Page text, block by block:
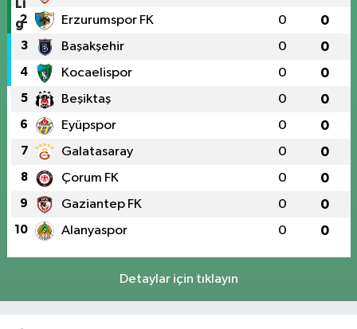
2 Erzurumspor FK 0 0
3 Başakşehir 0 0
4 Kocaelispor 0 0
5 Beşiktaş 0 0
6 Eyüpspor 0 0
7 Galatasaray 0 0
8 Çorum FK 0 0
9 Gaziantep FK 0 0
10 Alanyaspor 0 0
Detaylar için tıklayın